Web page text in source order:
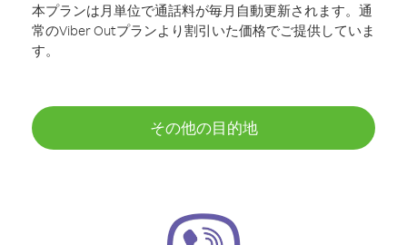
本プランは月単位で通話料が毎月自動更新されます。通
常のViber Outプランより割引いた価格でご提供していま
す。
その他の目的地